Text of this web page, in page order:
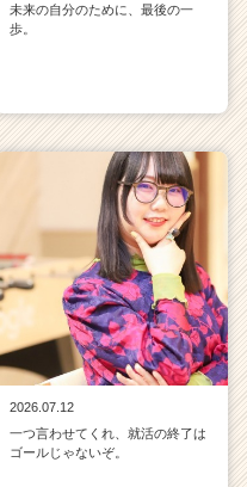
未来の自分のために、最後の一
歩。
2026.07.12
一つ言わせてくれ、就活の終了は
ゴールじゃないぞ。